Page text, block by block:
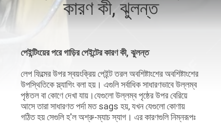
মান
আমাদের
সাথে
যোগাযোগ
কারণ কী, ঝুলন্ত
পেইন্টিংয়ের পরে গাড়ির পেইন্টের কারণ কী, ঝুলন্ত
লেপ ফিল্মের উপর স্বয়ংক্রিয় পেইন্ট তরল অবশিষ্টাংশের অবশিষ্টাংশের
উপস্থিতিকে স্ল্যাগিং বলা হয়। এগুলি সর্বাধিক সাধারণভাবে উল্লম্ব
পৃষ্ঠতল বা কোণে দেখা যায়।যেগুলো উল্লম্ব পৃষ্ঠের উপর বেরিয়ে
আসে তারা সাধারণত পর্দা মত sags হয়, যখন যেগুলো কোণায়
গঠিত হয় সেগুলি হ'ল অশ্রু-ম্যাচ স্যাগ। এর কারণগুলি নিম্নরূপঃ